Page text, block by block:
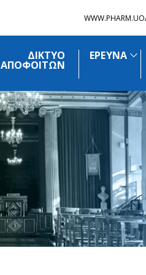
ΔΙΚΤΥΟ
ΑΠΟΦΟΙΤΩΝ
ΕΡΕΥΝΑ